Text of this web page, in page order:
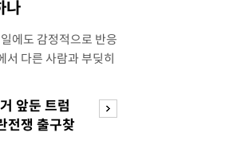
나
에도 감정적으로 반응
서 다른 사람과 부딪히
확 올라오더라고요."
어지면서 사소한 자극
반응하는 사람이 늘고
격성을 높이는 데다
앞둔 트럼
전쟁 출구찾